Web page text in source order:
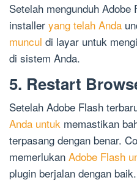
Setelah mengunduh
installer yang telah Anda
muncul di layar untuk
di sistem Anda.
5. Restart
Setelah Adobe Flash
Anda untuk memastikan
terpasang dengan benar.
memerlukan Adobe Flash
plugin berjalan dengan baik.